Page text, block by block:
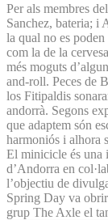
Per als membres
Sanchez, bateria; i
la qual no es poden
com la de la
més moguts
and-roll. Peces de
los Fitipaldis
andorrà. Segons
que adaptem són
harmoniós i alhora
El minicicle és una
d’Andorra en
l’objectiu de
Spring Day va obrir
grup The Axle el